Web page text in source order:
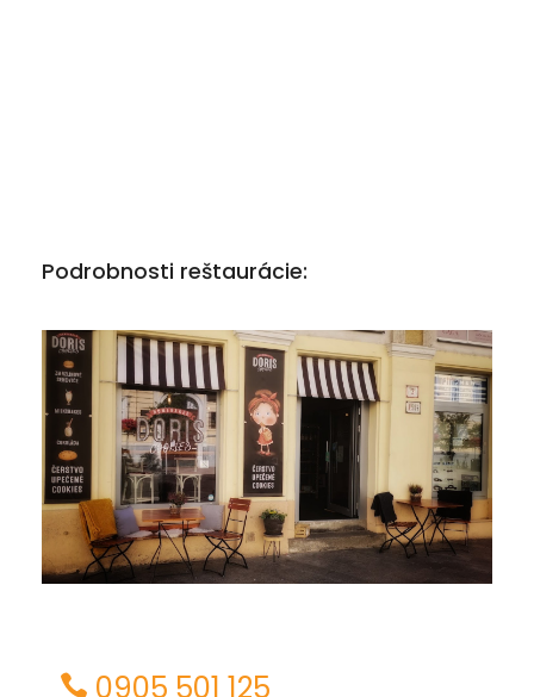
Podrobnosti reštaurácie:
0905 501 125